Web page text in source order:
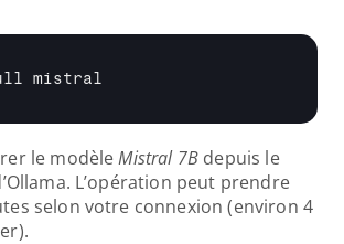
mistral
le modèle Mistral 7B depuis le
L’opération peut prendre
selon votre connexion (environ 4